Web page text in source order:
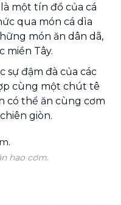
một tín đồ của cá
qua món cá dìa
món ăn dân dã,
miền Tây.
sự đậm đà của các
cùng một chút tê
có thể ăn cùng cơm
giòn.
hao cơm.